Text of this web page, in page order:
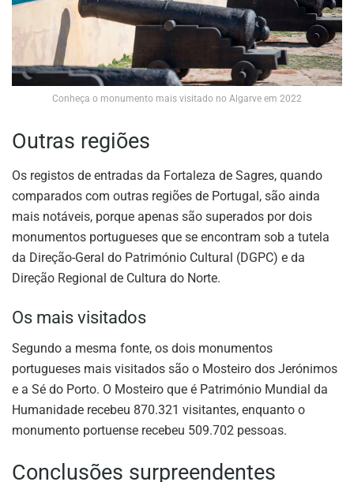
Conheça o monumento mais visitado no Algarve em 2022
Outras regiões
Os registos de entradas da Fortaleza de Sagres, quando
comparados com outras regiões de Portugal, são ainda
mais notáveis, porque apenas são superados por dois
monumentos portugueses que se encontram sob a tutela
da Direção-Geral do Património Cultural (DGPC) e da
Direção Regional de Cultura do Norte.
Os mais visitados
Segundo a mesma fonte, os dois monumentos
portugueses mais visitados são o Mosteiro dos Jerónimos
e a Sé do Porto. O Mosteiro que é Património Mundial da
Humanidade recebeu 870.321 visitantes, enquanto o
monumento portuense recebeu 509.702 pessoas.
Conclusões surpreendentes